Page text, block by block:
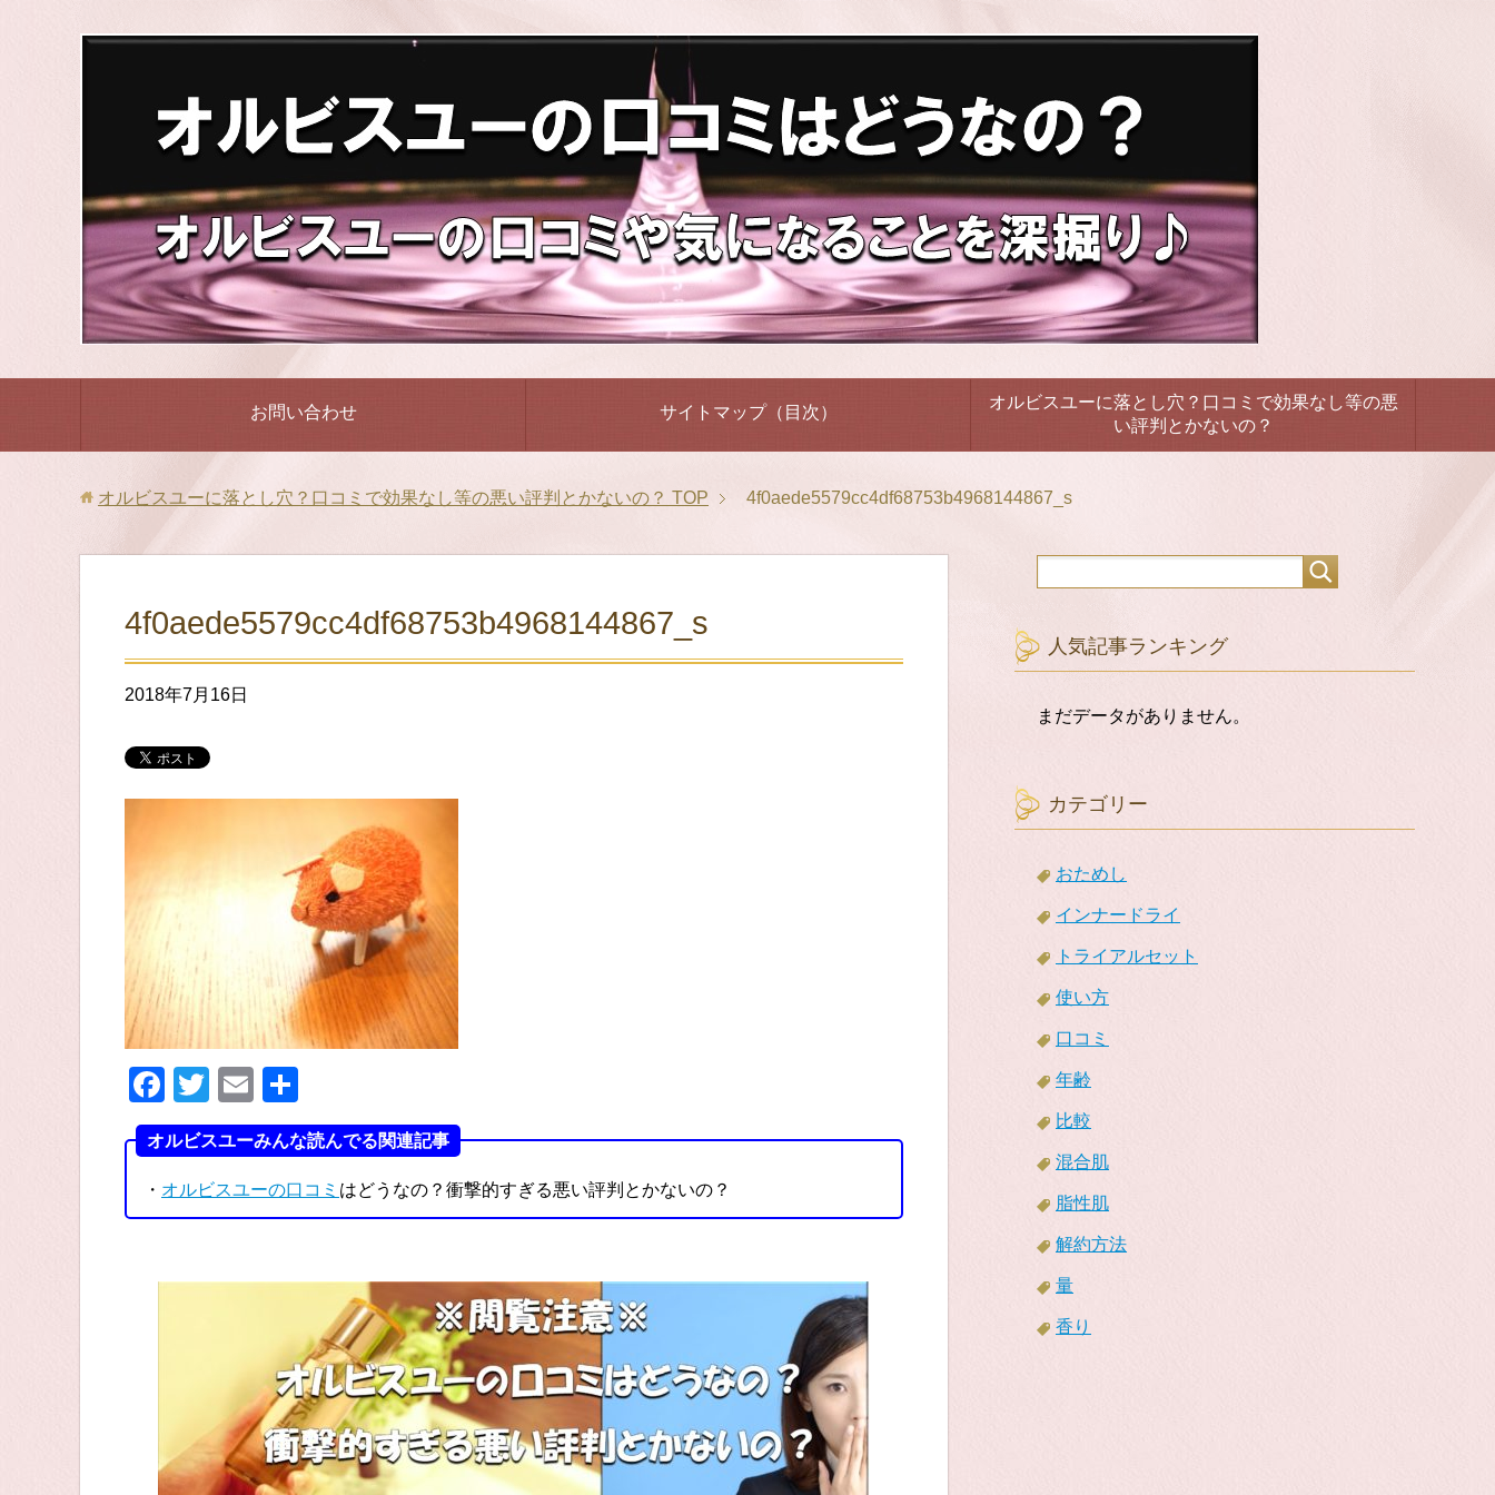
お問い合わせ サイトマップ（目次）
オルビスユーに落とし穴？口コミで効果なし等の悪
い評判とかないの？
オルビスユーに落とし穴？口コミで効果なし等の悪い評判とかないの？ TOP 4f0aede5579cc4df68753b4968144867_s
4f0aede5579cc4df68753b4968144867_s
2018年7月16日
F
a
c
e
b
T
wi
tt
er
E
m
ail
有
オルビスユーみんな読んでる関連記事
・ オルビスユーの口コミ はどうなの？衝撃的すぎる悪い評判とかないの？
人気記事ランキング
まだデータがありません。
カテゴリー
おためし
インナードライ
トライアルセット
使い方
口コミ
年齢
比較
混合肌
脂性肌
解約方法
量
香り